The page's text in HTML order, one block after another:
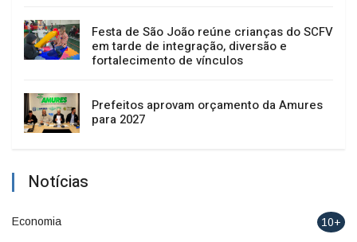
Festa de São João reúne crianças do SCFV
em tarde de integração, diversão e
fortalecimento de vínculos
Prefeitos aprovam orçamento da Amures
para 2027
Notícias
Economia 10+